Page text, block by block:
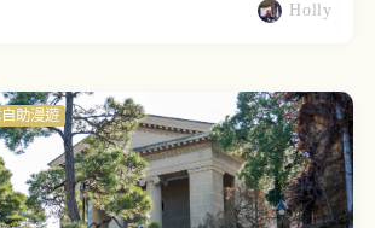
Holly
自助漫遊